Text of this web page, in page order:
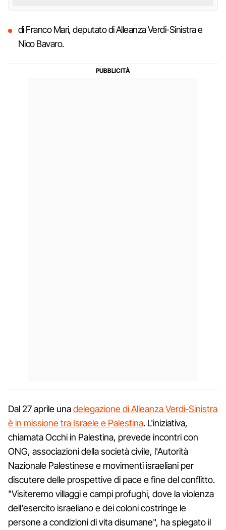
di Franco Mari, deputato di Alleanza Verdi-Sinistra e
Nico Bavaro.
Dal 27 aprile unadelegazione di Alleanza Verdi-Sinistra
è in missione tra Israele e Palestina. L'iniziativa,
chiamata Occhi in Palestina, prevede incontri con
ONG, associazioni della società civile, l'Autorità
Nazionale Palestinese e movimenti israeliani per
discutere delle prospettive di pace e fine del conflitto.
"Visiteremo villaggi e campi profughi, dove la violenza
dell'esercito israeliano e dei coloni costringe le
persone a condizioni di vita disumane", ha spiegato il